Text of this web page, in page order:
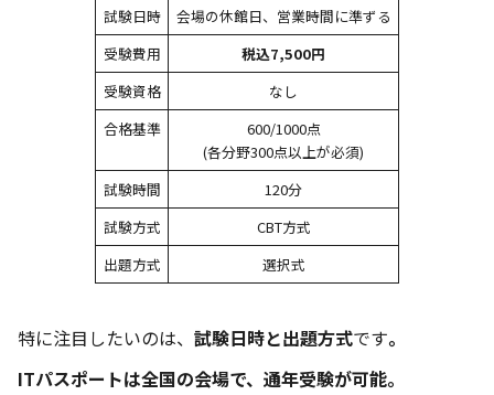
試験日時
会場の休館日、営業時間に準ずる
受験費用
税込7,500円
受験資格
なし
合格基準
600/1000点
(各分野300点以上が必須)
試験時間
120分
試験方式
CBT方式
出題方式
選択式
特に注目したいのは、 試験日時と出題方式です。
ITパスポートは全国の会場で、通年受験が可能。